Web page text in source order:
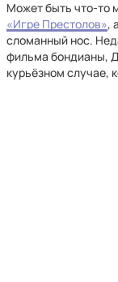
Может быть что-то
«Игре Престолов»,
сломанный нос.
фильма бондианы,
курьёзном случае,